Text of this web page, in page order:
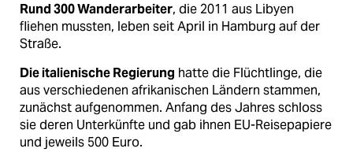
Rund 300 Wanderarbeiter, die 2011 aus Libyen
fliehen mussten, leben seit April in Hamburg auf der
Straße.
Die italienische Regierung hatte die Flüchtlinge, die
aus verschiedenen afrikanischen Ländern stammen,
zunächst aufgenommen. Anfang des Jahres schloss
sie deren Unterkünfte und gab ihnen EU-Reisepapiere
und jeweils 500 Euro.